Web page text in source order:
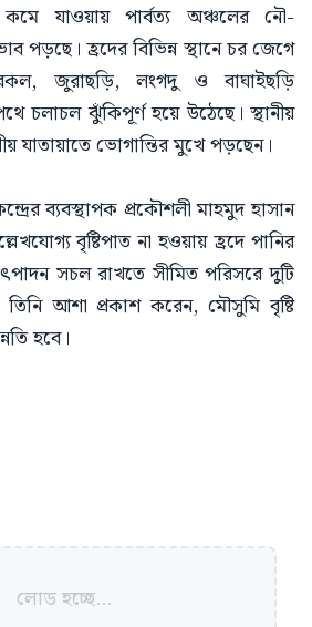
যাওয়ায় পার্বত্য অঞ্চলের নৌ-
পড়ছে। হ্রদের বিভিন্ন স্থানে চর জেগে
জুরাছড়ি, লংগদু ও বাঘাইছড়ি
চলাচল ঝুঁকিপূর্ণ হয়ে উঠেছে। স্থানীয়
যাতায়াতে ভোগান্তির মুখে পড়ছেন।
ব্যবস্থাপক প্রকৌশলী মাহমুদ হাসান
বৃষ্টিপাত না হওয়ায় হ্রদে পানির
সচল রাখতে সীমিত পরিসরে দুটি
তিনি আশা প্রকাশ করেন, মৌসুমি বৃষ্টি
হবে।
লোড হচ্ছে...